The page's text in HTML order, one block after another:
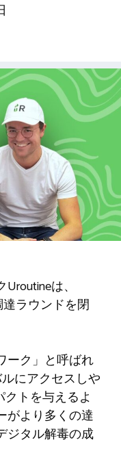
は、
ラウンドを閉
ーク」と呼ばれ
にアクセスしや
トを与えるよ
がより多くの達
ジタル解毒の成